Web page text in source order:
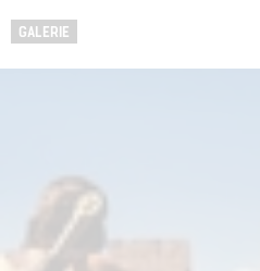
GALERIE